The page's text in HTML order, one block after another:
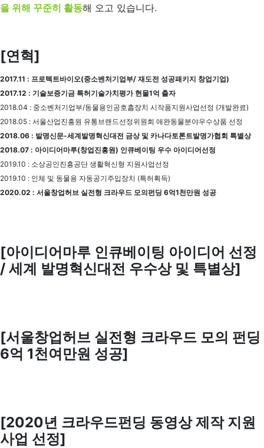
을 위해 꾸준히 활동해 오고 있습니다.
[연혁]
2017.11 : 프로텍트바이오(중소벤처기업부/ 재도전 성공패키지 창업기업)
2017.12 : 기술보증기금 특허기술가치평가 현물1억 출자
2018.04 : 중소벤처기업부/동물용인공호흡장치 시작품지원사업선정 (개발완료)
2018.05 : 서울산업진흥원 유통브랜드선정위원회 애완동물분야우수상품 선정
2018.06 : 발명신문-세계발명혁신대전 금상 및 카나다토론트발명가협회 특별상
2018.07 : 아이디어마루(창업진흥원) 인큐베이팅 우수 아이디어선정
2019.10 : 소상공인진흥공단 생활혁신형 지원사업선정
2019.10 : 인체 및 동물용 자동공기주입장치 (특허획득)
2020.02 : 서울창업허브 실전형 크라우드 모의펀딩 6억1천만원 성공
[아이디어마루 인큐베이팅 아이디어 선정
/ 세계 발명혁신대전 우수상 및 특별상]
[서울창업허브 실전형 크라우드 모의 펀딩
6억 1천여만원 성공]
[2020년 크라우드펀딩 동영상 제작 지원
사업 선정]